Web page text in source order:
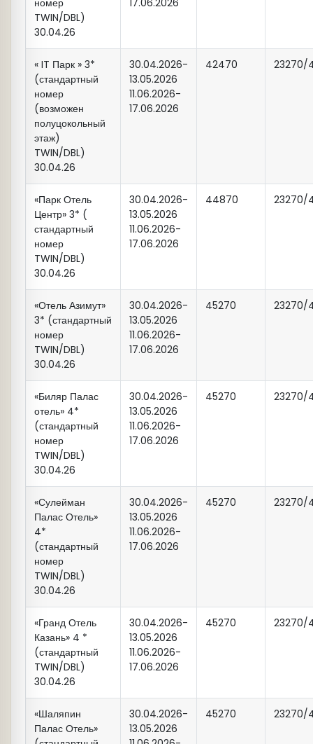
туристов. Белокаменный Кремль –
и востока. Здесь взметнулись ввысь
минареты главной мечети города Кул
Шариф (посещение) и сверкают
золотом купола старейшего
православного Благовещенского
— знаменитая «падающая» башня
ханши Сююмбике.
17:15 Казанская Святыня.
неразрывно связана с обретением,
прославлением и почитанием в
России чудотворной Казанской
иконы Божией Матери. После 1579
сама Матерь Божия вдруг явила
величайшую милость. Казанская
икона… Кто же не знал ее в России?
Эта икона является одной из
обращаются с просьбами. При этом
мало кто задается вопросом, какой
путь проделала чудотворная икона и
откуда она к нам пришла?
Казанской иконы Божией Матери. Но
теперь спустя годы собор возведен
на месте обретения чудотворного
образа, «вернулся» на свое
переоценить духовное значение
такого воссоздания.
номер
TWIN/DBL)
30.04.26
17.06.2026
« IT Парк » 3*
(стандартный
номер
(возможен
полуцокольный
этаж)
TWIN/DBL)
30.04.26
30.04.2026-
13.05.2026
11.06.2026-
17.06.2026
42470 23270/
«Парк Отель
Центр» 3* (
стандартный
номер
TWIN/DBL)
30.04.26
30.04.2026-
13.05.2026
11.06.2026-
17.06.2026
44870 23270/
«Отель Азимут»
3* (стандартный
номер
TWIN/DBL)
30.04.26
30.04.2026-
13.05.2026
11.06.2026-
17.06.2026
45270 23270/
«Биляр Палас
отель» 4*
(стандартный
номер
TWIN/DBL)
30.04.26
30.04.2026-
13.05.2026
11.06.2026-
17.06.2026
45270 23270/
«Сулейман
Палас Отель»
4*
(стандартный
номер
TWIN/DBL)
30.04.26
30.04.2026-
13.05.2026
11.06.2026-
17.06.2026
45270 23270/
«Гранд Отель
Казань» 4 *
(стандартный
TWIN/DBL)
30.04.26
30.04.2026-
13.05.2026
11.06.2026-
17.06.2026
45270 23270/
«Шаляпин
Палас Отель»
30.04.2026-
13.05.2026
45270 23270/